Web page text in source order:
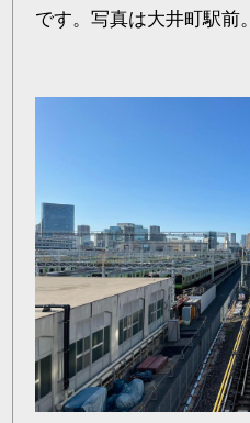
です。写真は大井町駅前。